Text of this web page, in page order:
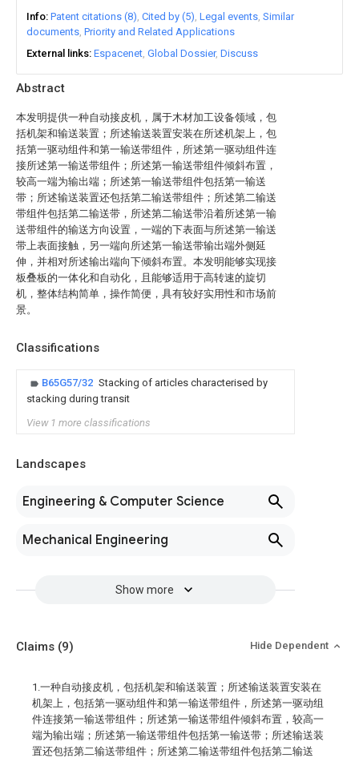
Abstract
本发明提供一种自动接皮机，属于木材加工设备领域，包
括机架和输送装置；所述输送装置安装在所述机架上，包
括第一驱动组件和第一输送带组件，所述第一驱动组件连
接所述第一输送带组件；所述第一输送带组件倾斜布置，
较高一端为输出端；所述第一输送带组件包括第一输送
带；所述输送装置还包括第二输送带组件；所述第二输送
带组件包括第二输送带，所述第二输送带沿着所述第一输
送带组件的输送方向设置，一端的下表面与所述第一输送
带上表面接触，另一端向所述第一输送带输出端外侧延
伸，并相对所述输出端向下倾斜布置。本发明能够实现接
板叠板的一体化和自动化，且能够适用于高转速的旋切
机，整体结构简单，操作简便，具有较好实用性和市场前
景。
Classifications
B65G57/32 Stacking of articles characterised by
stacking during transit
View 1 more classifications
Landscapes
Engineering & Computer Science
Mechanical Engineering
Show more
Info Patent citations (8) Cited by (5) Legal events Similar
documents Priority and Related Applications
External links Espacenet Global Dossier Discuss
Claims (9) Hide Dependent
1.一种自动接皮机，包括机架和输送装置；所述输送装置安装在
机架上，包括第一驱动组件和第一输送带组件，所述第一驱动组
件连接第一输送带组件；所述第一输送带组件倾斜布置，较高一
端为输出端；所述第一输送带组件包括第一输送带；所述输送装
置还包括第二输送带组件；所述第二输送带组件包括第二输送